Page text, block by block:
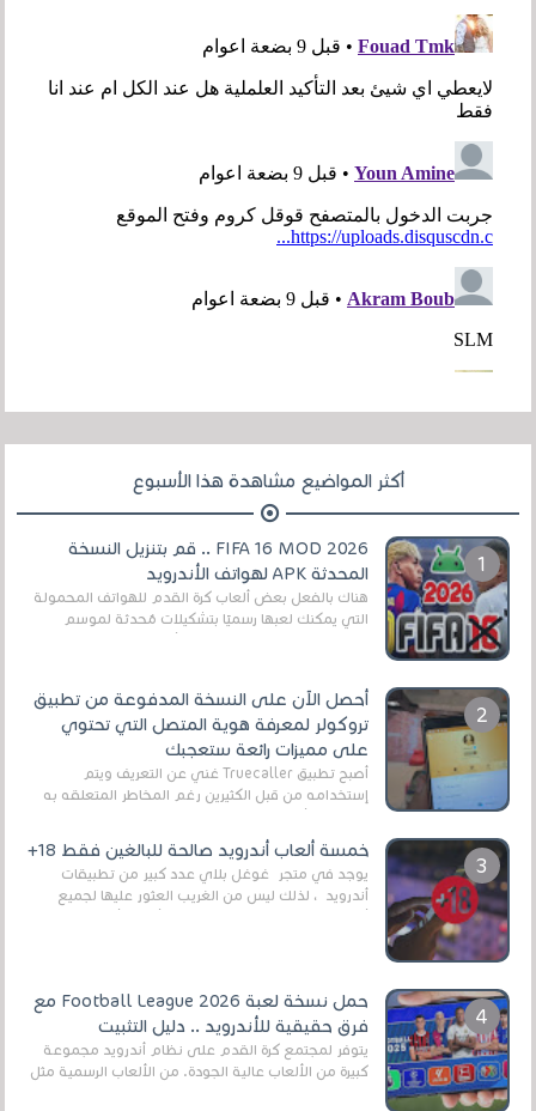
أكثر المواضيع مشاهدة هذا الأسبوع
FIFA 16 MOD 2026 .. قم بتنزيل النسخة
المحدثة APK لهواتف الأندرويد
هناك بالفعل بعض ألعاب كرة القدم للهواتف المحمولة
التي يمكنك لعبها رسميًا بتشكيلات مُحدثة لموسم
أحصل الآن على النسخة المدفوعة من تطبيق
تروكولر لمعرفة هوية المتصل التي تحتوي
على مميزات رائعة ستعجبك
أصبح تطبيق Truecaller غني عن التعريف ويتم
إستخدامه من قبل الكثيرين رغم المخاطر المتعلقه به
خمسة ألعاب أندرويد صالحة للبالغين فقط 18+
يوجد في متجر غوغل بلاي عدد كبير من تطبيقات
أندرويد ، لذلك ليس من الغريب العثور عليها لجميع
حمل نسخة لعبة Football League 2026 مع
فرق حقيقية للأندرويد .. دليل التثبيت
يتوفر لمجتمع كرة القدم على نظام أندرويد مجموعة
كبيرة من الألعاب عالية الجودة. من الألعاب الرسمية مثل